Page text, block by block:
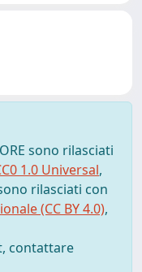
sono rilasciati
1.0 Universal,
rilasciati con
(CC BY 4.0),
contattare